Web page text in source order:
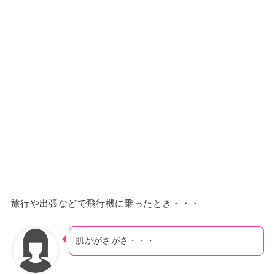
旅行や出張などで飛行機に乗ったとき・・・
肌ががさがさ・・・